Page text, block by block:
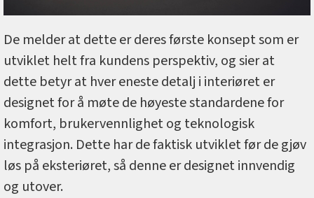
De melder at dette er deres første konsept som er
utviklet helt fra kundens perspektiv, og sier at
dette betyr at hver eneste detalj i interiøret er
designet for å møte de høyeste standardene for
komfort, brukervennlighet og teknologisk
integrasjon. Dette har de faktisk utviklet før de gjøv
løs på eksteriøret, så denne er designet innvendig
og utover.